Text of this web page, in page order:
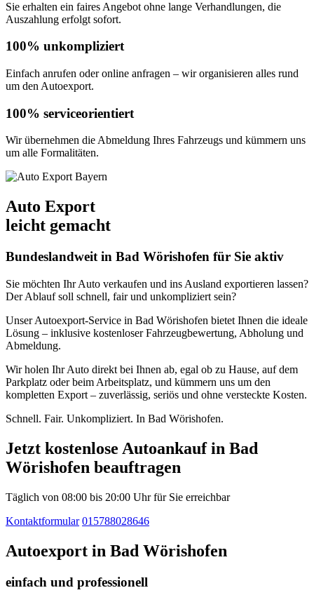
Sie erhalten ein faires Angebot ohne lange Verhandlungen, die
Auszahlung erfolgt sofort.
100% unkompliziert
Einfach anrufen oder online anfragen – wir organisieren alles rund
um den Autoexport.
100% serviceorientiert
Wir übernehmen die Abmeldung Ihres Fahrzeugs und kümmern uns
um alle Formalitäten.
Auto Export
leicht gemacht
Bundeslandweit in Bad Wörishofen für Sie aktiv
Sie möchten Ihr Auto verkaufen und ins Ausland exportieren lassen?
Der Ablauf soll schnell, fair und unkompliziert sein?
Unser Autoexport-Service in Bad Wörishofen bietet Ihnen die ideale
Lösung – inklusive kostenloser Fahrzeugbewertung, Abholung und
Abmeldung.
Wir holen Ihr Auto direkt bei Ihnen ab, egal ob zu Hause, auf dem
Parkplatz oder beim Arbeitsplatz, und kümmern uns um den
kompletten Export – zuverlässig, seriös und ohne versteckte Kosten.
Schnell. Fair. Unkompliziert. In Bad Wörishofen.
Jetzt kostenlose Autoankauf in Bad
Wörishofen beauftragen
Täglich von 08:00 bis 20:00 Uhr für Sie erreichbar
Kontaktformular 015788028646
Autoexport in Bad Wörishofen
einfach und professionell